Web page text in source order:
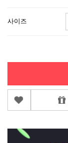
사이즈